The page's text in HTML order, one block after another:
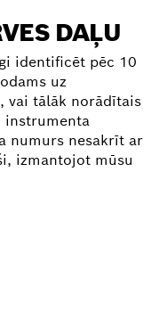
DAĻU
identificēt pēc 10
uz
vai tālāk norādītais
instrumenta
numurs nesakrīt ar
izmantojot mūsu